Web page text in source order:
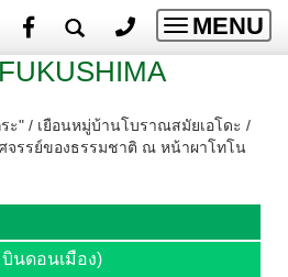
Toggle
MENU
ะ" / เยือนหมู่บ้านโบราณสมัยเอโดะ /
จรรย์ของธรรมชาติ ณ หน้าผาโทโน
นดอนเมือง)